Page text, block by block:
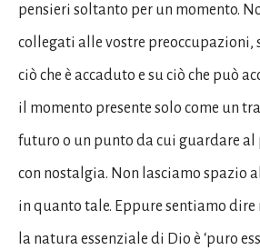
pensieri soltanto per un momento.
collegati alle vostre preoccupazioni,
ciò che è accaduto e su ciò che può
il momento presente solo come un
futuro o un punto da cui guardare al
con nostalgia. Non lasciamo spazio
in quanto tale. Eppure sentiamo dire
la natura essenziale di Dio è ‘puro